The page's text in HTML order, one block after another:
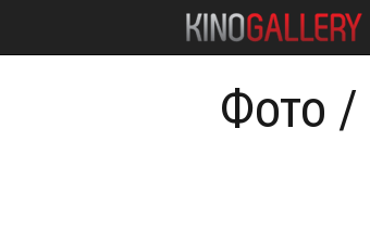
Фото /